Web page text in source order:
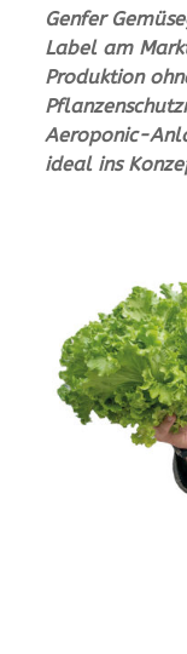
Genfer
Label am
Produktion
Aeroponic-
ideal ins